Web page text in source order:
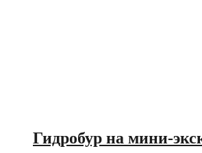
Гидробур на мини-